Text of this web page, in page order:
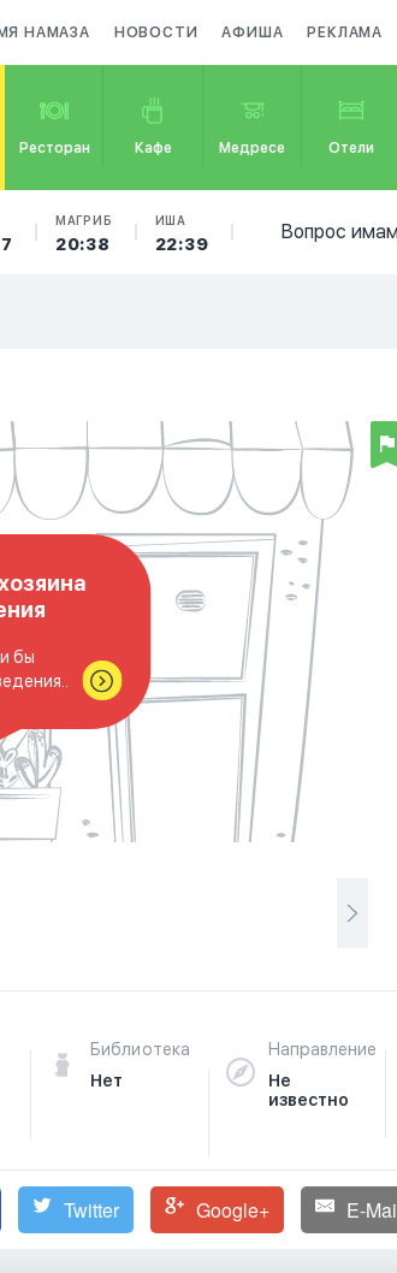
НАМАЗА НОВОСТИ АФИША РЕКЛАМА
Ресторан Кафе Медресе Отели
МАГРИБ
20:38
ИША
22:39
Вопрос
бы
Библиотека
Нет
Направление
Не
известно
Twitter Google+ E-